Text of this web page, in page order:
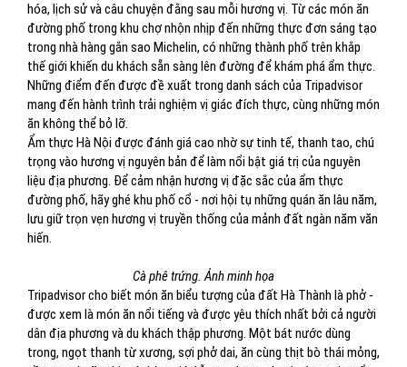
hóa, lịch sử và câu chuyện đằng sau mỗi hương vị. Từ các món ăn
đường phố trong khu chợ nhộn nhịp đến những thực đơn sáng tạo
trong nhà hàng gắn sao Michelin, có những thành phố trên khắp
thế giới khiến du khách sẵn sàng lên đường để khám phá ẩm thực.
Những điểm đến được đề xuất trong danh sách của Tripadvisor
mang đến hành trình trải nghiệm vị giác đích thực, cùng những món
ăn không thể bỏ lỡ.
Ẩm thực Hà Nội được đánh giá cao nhờ sự tinh tế, thanh tao, chú
trọng vào hương vị nguyên bản để làm nổi bật giá trị của nguyên
liệu địa phương. Để cảm nhận hương vị đặc sắc của ẩm thực
đường phố, hãy ghé khu phố cổ - nơi hội tụ những quán ăn lâu năm,
lưu giữ trọn vẹn hương vị truyền thống của mảnh đất ngàn năm văn
hiến.
Cà phê trứng. Ảnh minh họa
Tripadvisor cho biết món ăn biểu tượng của đất Hà Thành là phở -
được xem là món ăn nổi tiếng và được yêu thích nhất bởi cả người
dân địa phương và du khách thập phương. Một bát nước dùng
trong, ngọt thanh từ xương, sợi phở dai, ăn cùng thịt bò thái mỏng,